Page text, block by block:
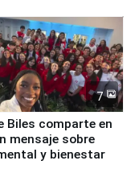
7
Biles comparte en
mensaje sobre
y bienestar